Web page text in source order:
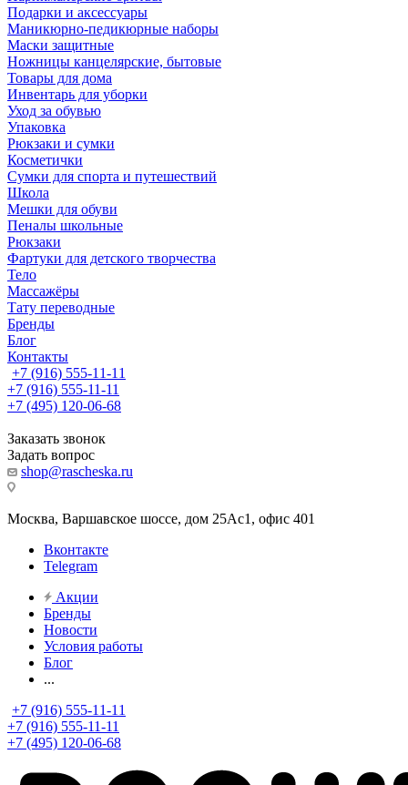
Подарки и аксессуары
Маникюрно-педикюрные наборы
Маски защитные
Ножницы канцелярские, бытовые
Товары для дома
Инвентарь для уборки
Уход за обувью
Упаковка
Рюкзаки и сумки
Косметички
Сумки для спорта и путешествий
Школа
Мешки для обуви
Пеналы школьные
Рюкзаки
Фартуки для детского творчества
Тело
Массажёры
Тату переводные
Бренды
Блог
Контакты
+7 (916) 555-11-11
+7 (916) 555-11-11
+7 (495) 120-06-68
Заказать звонок
Задать вопрос
shop@rascheska.ru
Москва, Варшавское шоссе, дом 25Аc1, офис 401
Вконтакте
Telegram
Акции
Бренды
Новости
Условия работы
Блог
...
+7 (916) 555-11-11
+7 (916) 555-11-11
+7 (495) 120-06-68